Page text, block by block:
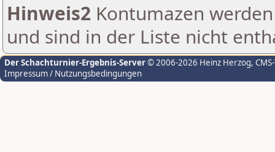
Hinweis2 Kontumazen
und sind in der Liste nicht
Der Schachturnier-Ergebnis-Server© 2006-2026 Heinz Herzog,
Impressum / Nutzungsbedingungen